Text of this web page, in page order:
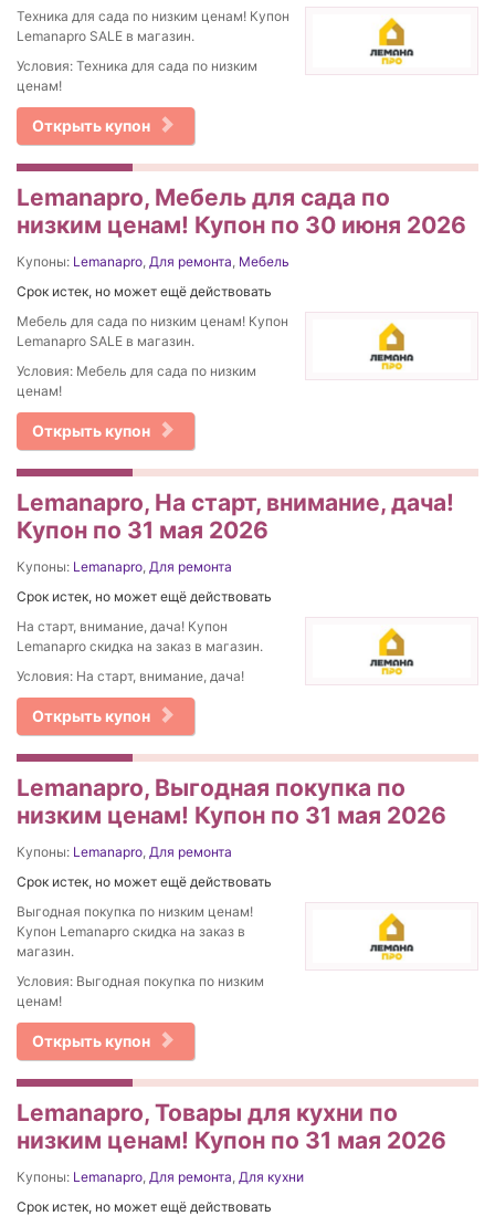
Техника для сада по низким ценам! Купон
Lemanapro SALE в магазин.
Условия: Техника для сада по низким
ценам!
Открыть купон
Lemanapro, Мебель для сада по
низким ценам! Купон по 30 июня 2026
Купоны: Lemanapro, Для ремонта, Мебель
Срок истек, но может ещё действовать
Мебель для сада по низким ценам! Купон
Lemanapro SALE в магазин.
Условия: Мебель для сада по низким
ценам!
Открыть купон
Lemanapro, На старт, внимание, дача!
Купон по 31 мая 2026
Купоны: Lemanapro, Для ремонта
Срок истек, но может ещё действовать
На старт, внимание, дача! Купон
Lemanapro скидка на заказ в магазин.
Условия: На старт, внимание, дача!
Открыть купон
Lemanapro, Выгодная покупка по
низким ценам! Купон по 31 мая 2026
Купоны: Lemanapro, Для ремонта
Срок истек, но может ещё действовать
Выгодная покупка по низким ценам!
Купон Lemanapro скидка на заказ в
магазин.
Условия: Выгодная покупка по низким
ценам!
Открыть купон
Lemanapro, Товары для кухни по
низким ценам! Купон по 31 мая 2026
Купоны: Lemanapro, Для ремонта, Для кухни
Срок истек, но может ещё действовать